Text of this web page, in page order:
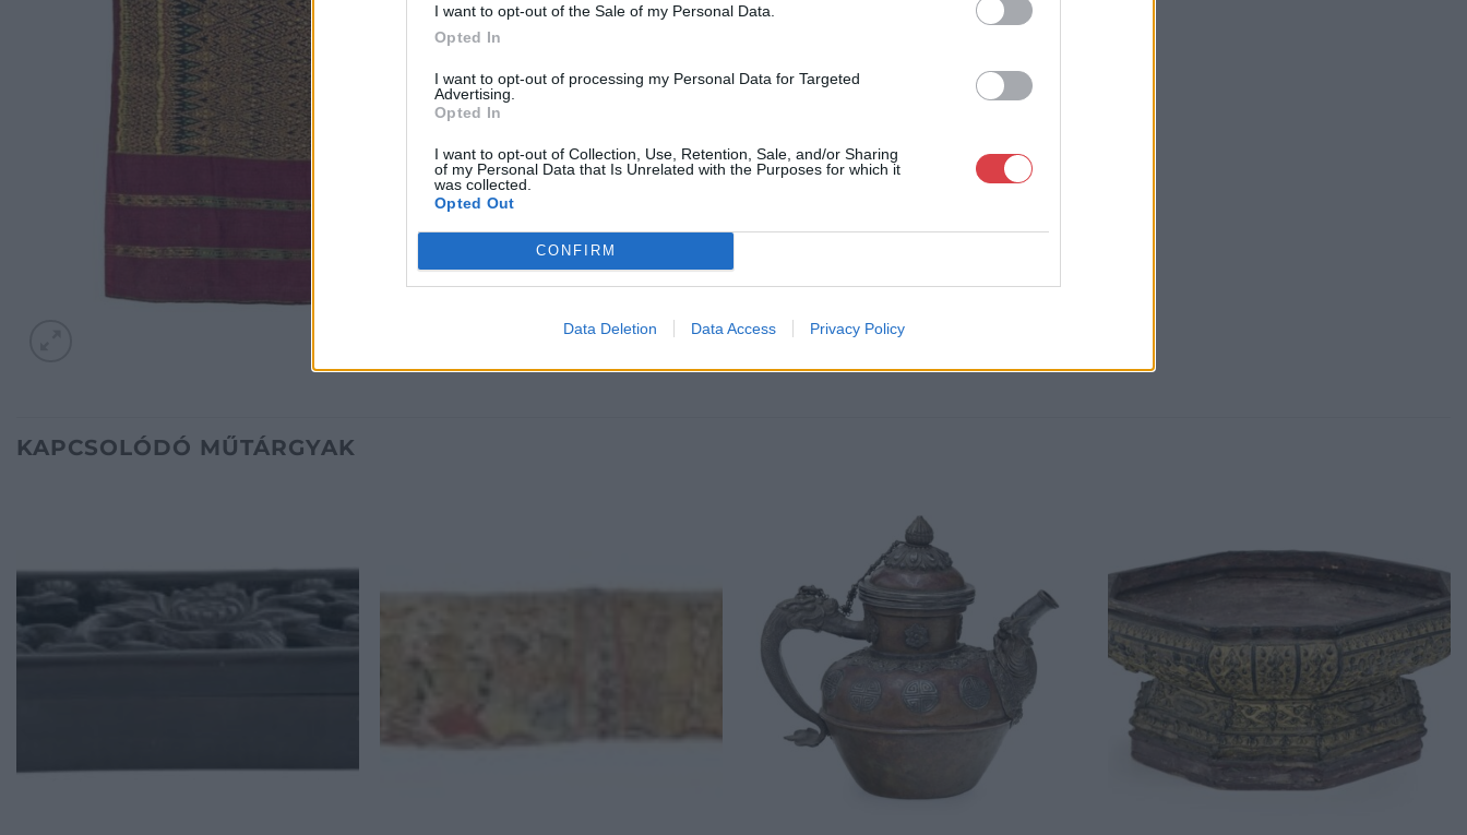
I want to opt-out of the Sale of my Personal Data.
Opted In
I want to opt-out of processing my Personal Data for Targeted
Advertising.
Opted In
I want to opt-out of Collection, Use, Retention, Sale, and/or Sharing
of my Personal Data that Is Unrelated with the Purposes for which it
was collected.
Opted Out
CONFIRM
Data Deletion Data Access Privacy Policy
KAPCSOLÓDÓ MŰTÁRGYAK